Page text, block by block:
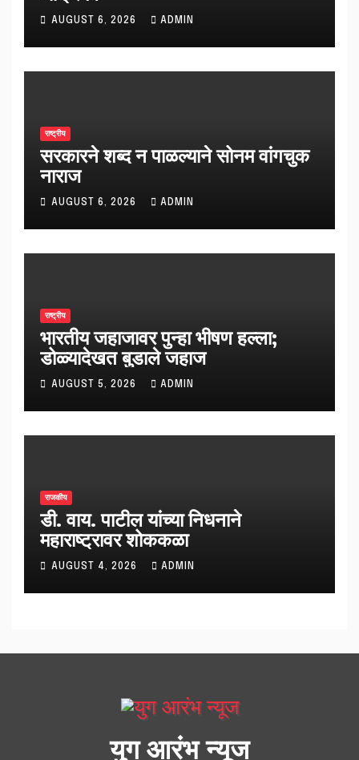
AUGUST 6, 2026 ADMIN
राष्ट्रीय
सरकारने शब्द न पाळल्याने सोनम वांगचुक
नाराज
AUGUST 6, 2026 ADMIN
राष्ट्रीय
भारतीय जहाजावर पुन्हा भीषण हल्ला;
डोळ्यादेखत बुडाले जहाज
AUGUST 5, 2026 ADMIN
राजकीय
डी. वाय. पाटील यांच्या निधनाने
महाराष्ट्रावर शोककळा
AUGUST 4, 2026 ADMIN
युग आरंभ न्यूज